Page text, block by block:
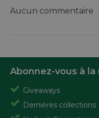
Aucun commentaire
Abonnez-vous à
Giveaways
Dernières collections